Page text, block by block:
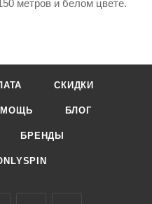
метров и белом цвете.
СКИДКИ
БЛОГ
БРЕНДЫ